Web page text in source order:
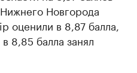
Новгорода
оценили в 8,87 балла,
8,85 балла занял